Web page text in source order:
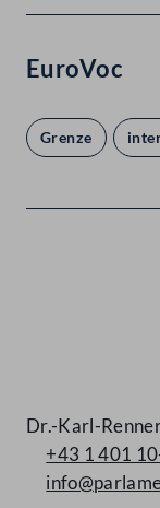
EuroVoc
Grenze
Dr.-Karl-
+43 1 401